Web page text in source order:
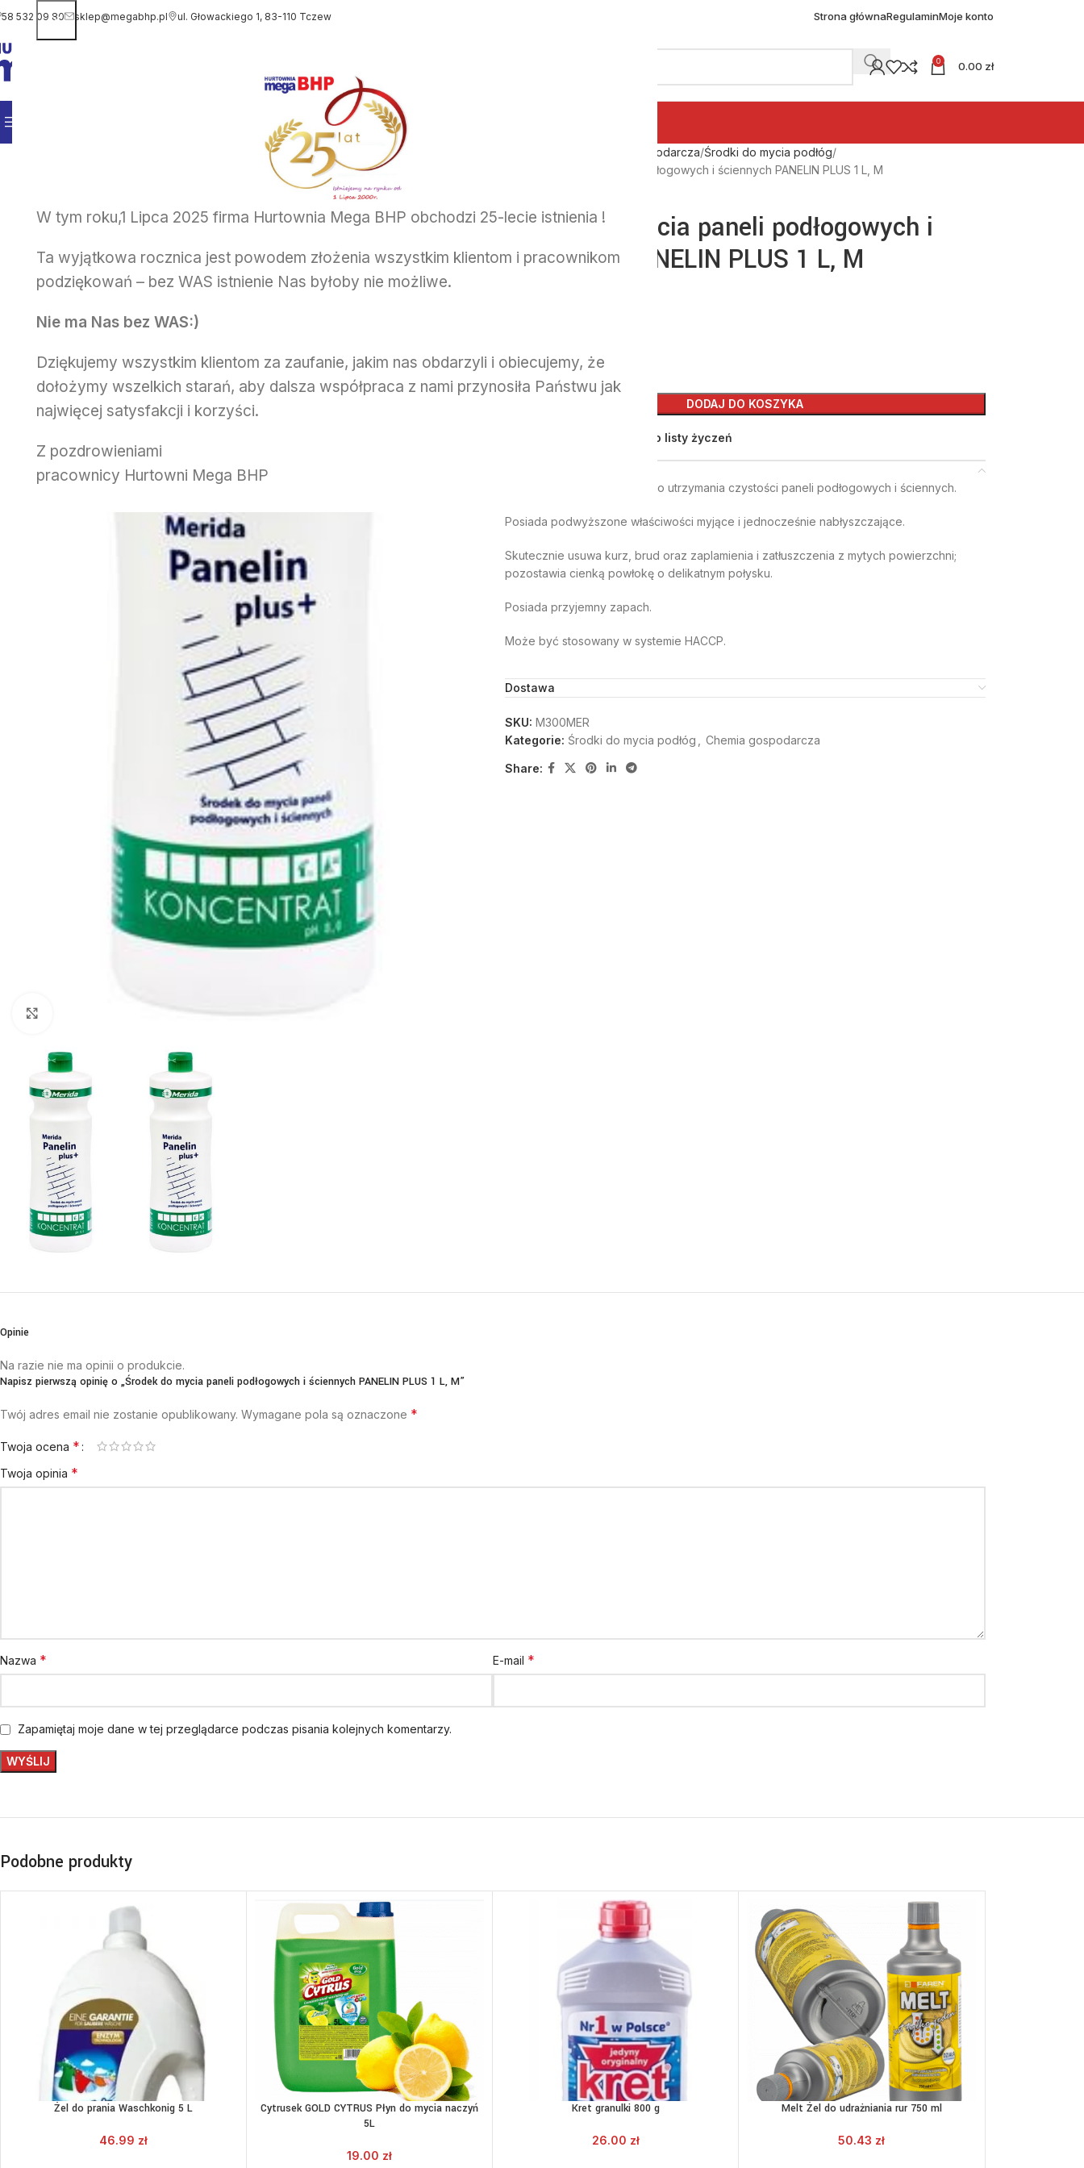
W tym roku,1 Lipca 2025 firma Hurtownia Mega BHP obchodzi 25-lecie istnienia !
Ta wyjątkowa rocznica jest powodem złożenia wszystkim klientom i pracownikom
podziękowań – bez WAS istnienie Nas byłoby nie możliwe.
Nie ma Nas bez WAS:)
Dziękujemy wszystkim klientom za zaufanie, jakim nas obdarzyli i obiecujemy, że
dołożymy wszelkich starań, aby dalsza współpraca z nami przynosiła Państwu jak
najwięcej satysfakcji i korzyści.
Z pozdrowieniami
pracownicy Hurtowni Mega BHP
58 532 09 80 sklep@megabhp.pl ul. Głowackiego 1, 83-110 Tczew Strona głównaRegulaminMoje konto
WYBIERZ KATEGORIĘ
0 0.00 zł
Kontakt
Chemia gospodarcza Środki do mycia podłóg
Środek do mycia paneli podłogowych i ściennych PANELIN PLUS 1 L, M
Środek do mycia paneli podłogowych i
ściennych PANELIN PLUS 1 L, M
DODAJ DO KOSZYKA
Do listy życzeń
Środek przeznaczony jest do utrzymania czystości paneli podłogowych i ściennych.
Posiada podwyższone właściwości myjące i jednocześnie nabłyszczające.
Skutecznie usuwa kurz, brud oraz zaplamienia i zatłuszczenia z mytych powierzchni;
pozostawia cienką powłokę o delikatnym połysku.
Posiada przyjemny zapach.
Może być stosowany w systemie HACCP.
Dostawa
SKU: M300MER
Kategorie: Środki do mycia podłóg Chemia gospodarcza
Share:
Opinie
Na razie nie ma opinii o produkcie.
Napisz pierwszą opinię o „Środek do mycia paneli podłogowych i ściennych PANELIN PLUS 1 L, M”
Twój adres email nie zostanie opublikowany. Wymagane pola są oznaczone *
Twoja ocena *
Twoja opinia *
Nazwa * E-mail *
Zapamiętaj moje dane w tej przeglądarce podczas pisania kolejnych komentarzy.
Podobne produkty
DODAJ DO KOSZYKA
Żel do prania Waschkonig 5 L
46.99 zł
DODAJ DO KOSZYKA
Cytrusek GOLD CYTRUS Płyn do mycia naczyń
5L
19.00 zł
DODAJ DO KOSZYKA
Kret granulki 800 g
26.00 zł
DODAJ DO KOSZYKA
Melt Żel do udrażniania rur 750 ml
50.43 zł